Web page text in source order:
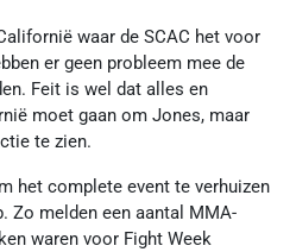
waar de SCAC het voor
er geen probleem mee de
Feit is wel dat alles en
moet gaan om Jones, maar
te zien.
het complete event te verhuizen
Zo melden een aantal MMA-
waren voor Fight Week